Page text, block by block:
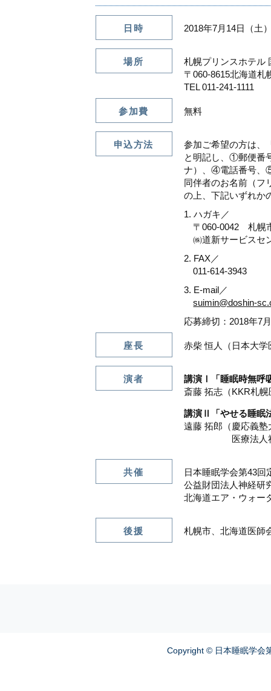
日時 2018年7月14日（土
場所
札幌プリンスホテル
〒060-8615北海道札
TEL 011-241-1111
参加費 無料
申込方法
参加ご希望の方は、
と明記し、①郵便番
ナ）、④電話番号、
同伴者のお名前（フ
の上、下記いずれか
ハガキ／
〒060-0042 札幌
㈱道新サービスセ
FAX／
011-614-3943
E-mail／
suimin@doshin-
応募締切：2018年7
座長 赤柴 恒人（日本大
演者
講演Ⅰ「睡眠時無呼
斎藤 拓志（KKR札
講演Ⅱ「やせる睡眠
遠藤 拓郎（慶応義
医療法人社団ス
共催
日本睡眠学会第43回
公益財団法人神経研
北海道エア・ウォー
後援 札幌市、北海道医師
Copyright © 日本睡眠学会